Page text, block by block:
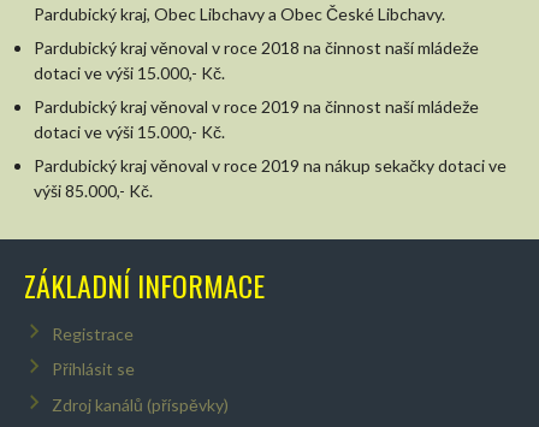
Pardubický kraj, Obec Libchavy a Obec České Libchavy.
Pardubický kraj věnoval v roce 2018 na činnost naší mládeže
dotaci ve výši 15.000,- Kč.
Pardubický kraj věnoval v roce 2019 na činnost naší mládeže
dotaci ve výši 15.000,- Kč.
Pardubický kraj věnoval v roce 2019 na nákup sekačky dotaci ve
výši 85.000,- Kč.
ZÁKLADNÍ INFORMACE
Registrace
Přihlásit se
Zdroj kanálů (příspěvky)